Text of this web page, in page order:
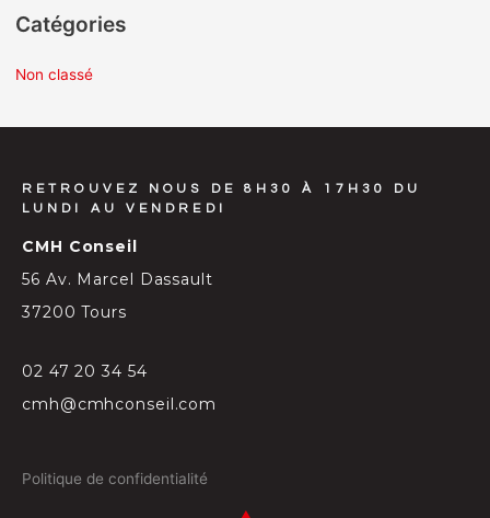
Catégories
Non classé
RETROUVEZ NOUS DE 8H30 À 17H30 DU
LUNDI AU VENDREDI
CMH Conseil
56 Av. Marcel Dassault
37200 Tours
02 47 20 34 54
cmh@cmhconseil.com
Politique de confidentialité